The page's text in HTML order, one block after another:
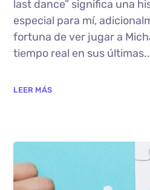
last dance” significa una
especial para mí,
fortuna de ver jugar a
tiempo real en sus
LEER MÁS